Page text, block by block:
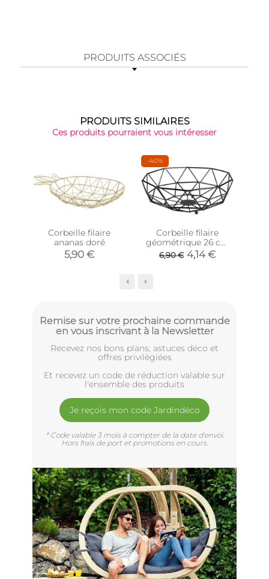
PRODUITS ASSOCIÉS
PRODUITS SIMILAIRES
Ces produits pourraient vous intéresser
Corbeille filaire
ananas doré
5,90 €
-40%
Corbeille filaire
géométrique 26 cm
(Noir)
6,90 € 4,14 €
Remise sur votre prochaine commande
en vous inscrivant à la Newsletter
Recevez nos bons plans, astuces déco et
offres privilègiées
Et recevez un code de réduction valable sur
l'ensemble des produits
Je reçois mon code Jardindéco
* Code valable 3 mois à compter de la date d'envoi.
Hors frais de port et promotions en cours.